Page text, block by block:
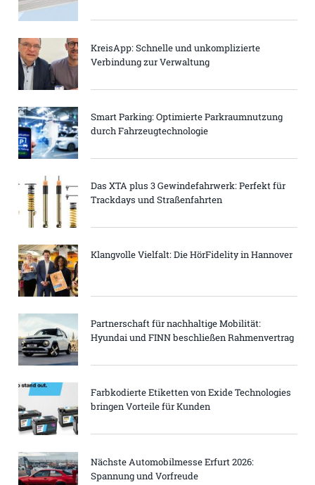
KreisApp: Schnelle und unkomplizierte
Verbindung zur Verwaltung
Smart Parking: Optimierte Parkraumnutzung
durch Fahrzeugtechnologie
Das XTA plus 3 Gewindefahrwerk: Perfekt für
Trackdays und Straßenfahrten
Klangvolle Vielfalt: Die HörFidelity in Hannover
Partnerschaft für nachhaltige Mobilität:
Hyundai und FINN beschließen Rahmenvertrag
Farbkodierte Etiketten von Exide Technologies
bringen Vorteile für Kunden
Nächste Automobilmesse Erfurt 2026:
Spannung und Vorfreude